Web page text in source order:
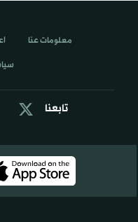
تابعنا
معلومات عنا